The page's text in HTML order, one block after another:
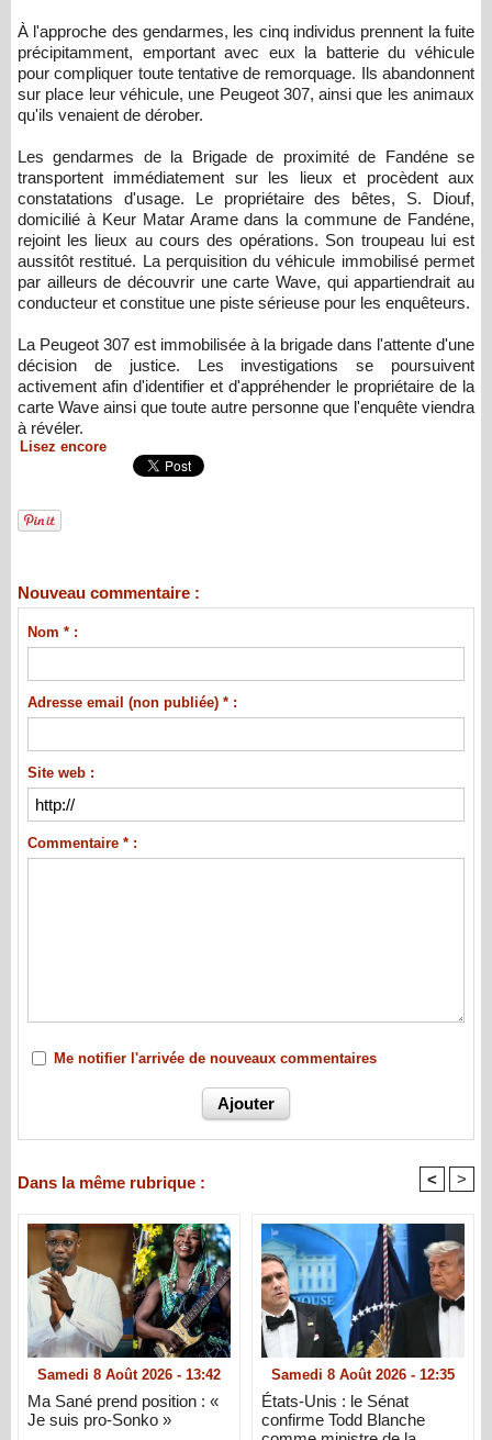
À l'approche des gendarmes, les cinq individus prennent la fuite
précipitamment, emportant avec eux la batterie du véhicule
pour compliquer toute tentative de remorquage. Ils abandonnent
sur place leur véhicule, une Peugeot 307, ainsi que les animaux
qu'ils venaient de dérober.
Les gendarmes de la Brigade de proximité de Fandéne se
transportent immédiatement sur les lieux et procèdent aux
constatations d'usage. Le propriétaire des bêtes, S. Diouf,
domicilié à Keur Matar Arame dans la commune de Fandéne,
rejoint les lieux au cours des opérations. Son troupeau lui est
aussitôt restitué. La perquisition du véhicule immobilisé permet
par ailleurs de découvrir une carte Wave, qui appartiendrait au
conducteur et constitue une piste sérieuse pour les enquêteurs.
La Peugeot 307 est immobilisée à la brigade dans l'attente d'une
décision de justice. Les investigations se poursuivent
activement afin d'identifier et d'appréhender le propriétaire de la
carte Wave ainsi que toute autre personne que l'enquête viendra
à révéler.
Lisez encore
Nouveau commentaire :
Nom * :
Adresse email (non publiée) * :
Site web :
Commentaire * :
Me notifier l'arrivée de nouveaux commentaires
Dans la même rubrique : < >
Samedi 8 Août 2026 - 13:42
Ma Sané prend position : «
Je suis pro-Sonko »
Samedi 8 Août 2026 - 12:35
États-Unis : le Sénat
confirme Todd Blanche